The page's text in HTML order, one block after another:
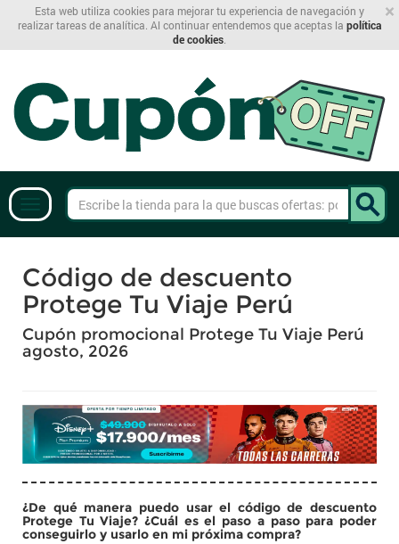
×
Esta web utiliza cookies para mejorar tu experiencia de navegación y
realizar tareas de analítica. Al continuar entendemos que aceptas la política
de cookies
Código de descuento
Protege Tu Viaje Perú
Cupón promocional Protege Tu Viaje Perú
agosto, 2026
¿De qué manera puedo usar el código de descuento
Protege Tu Viaje? ¿Cuál es el paso a paso para poder
conseguirlo y usarlo en mi próxima compra?